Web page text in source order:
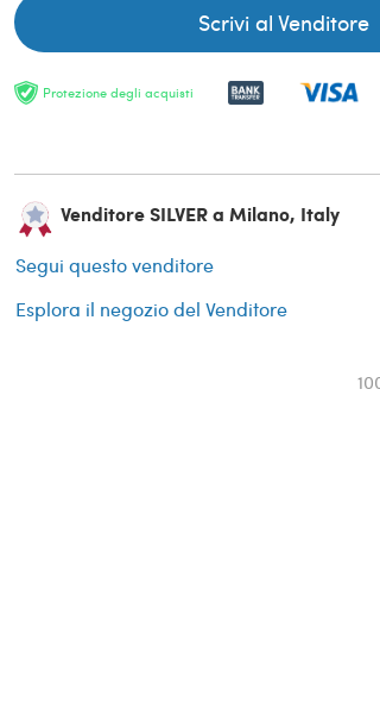
Scrivi al Venditore
Protezione degli acquisti
Venditore SILVER a Milano, Italy
Segui questo venditore
Esplora il negozio del Venditore